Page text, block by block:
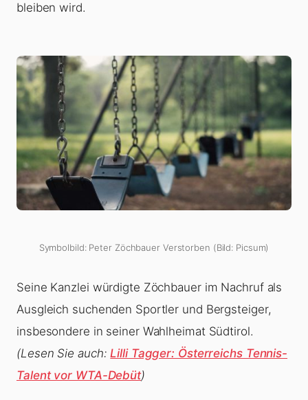
bleiben wird.
Symbolbild: Peter Zöchbauer Verstorben (Bild: Picsum)
Seine Kanzlei würdigte Zöchbauer im Nachruf als
Ausgleich suchenden Sportler und Bergsteiger,
insbesondere in seiner Wahlheimat Südtirol.
(Lesen Sie auch:Lilli Tagger: Österreichs Tennis-
Talent vor WTA-Debüt)